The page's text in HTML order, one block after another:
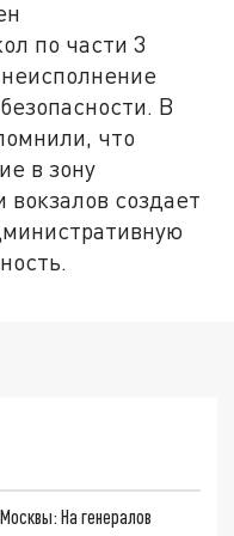
по части 3
В
что
в зону
вокзалов создает
На генералов